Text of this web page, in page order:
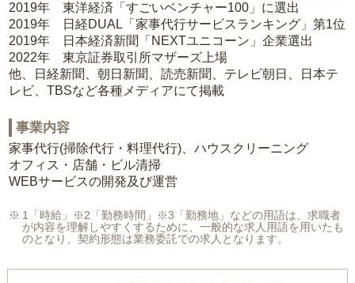
2019年 東洋経済「すごいベンチャー100」に選出
2019年 日経DUAL「家事代行サービスランキング」第1位
2019年 日本経済新聞「NEXTユニコーン」企業選出
2022年 東京証券取引所マザーズ上場
他、日経新聞、朝日新聞、読売新聞、テレビ朝日、日本テ
レビ、TBSなど各種メディアにて掲載
事業内容
家事代行(掃除代行・料理代行)、ハウスクリーニング
オフィス・店舗・ビル清掃
WEBサービスの開発及び運営
1「時給」※2「勤務時間」※3「勤務地」などの用語は、求職者
が内容を理解しやすくするために、一般的な求人用語を用いたも
のとなり、契約形態は業務委託での求人となります。